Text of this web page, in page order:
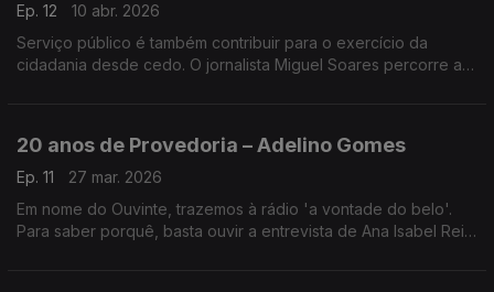
Ep. 12
10 abr. 2026
Serviço público é também contribuir para o exercício da
cidadania desde cedo. O jornalista Miguel Soares percorre as
20 anos de Provedoria – Adelino Gomes
Ep. 11
27 mar. 2026
Em nome do Ouvinte, trazemos à rádio 'a vontade do belo'.
Para saber porquê, basta ouvir a entrevista de Ana Isabel Reis